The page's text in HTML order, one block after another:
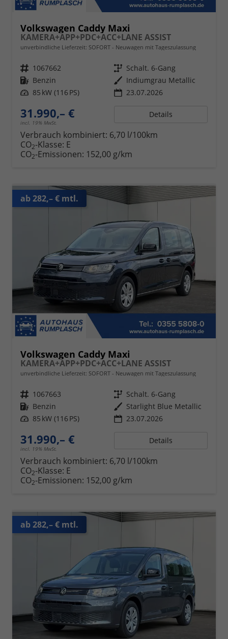
Volkswagen Caddy Maxi
KAMERA+APP+PDC+ACC+LANE ASSIST
unverbindliche Lieferzeit: SOFORT Neuwagen mit Tageszulassung
Fahrzeugnr. 1067662 Getriebe Schalt. 6-Gang
Kraftstoff Benzin Außenfarbe Indiumgrau Metallic
Leistung 85 kW (116 PS) 23.07.2026
31.990,– €
incl. 19% MwSt.
Details
Verbrauch kombiniert: 6,70 l/100km
CO2-Klasse: E
CO2-Emissionen: 152,00 g/km
ab 282,– € mtl.
Volkswagen Caddy Maxi
KAMERA+APP+PDC+ACC+LANE ASSIST
unverbindliche Lieferzeit: SOFORT Neuwagen mit Tageszulassung
Fahrzeugnr. 1067663 Getriebe Schalt. 6-Gang
Kraftstoff Benzin Außenfarbe Starlight Blue Metallic
Leistung 85 kW (116 PS) 23.07.2026
31.990,– €
incl. 19% MwSt.
Details
Verbrauch kombiniert: 6,70 l/100km
CO2-Klasse: E
CO2-Emissionen: 152,00 g/km
ab 282,– € mtl.